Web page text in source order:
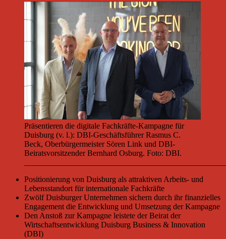
Präsentieren die digitale Fachkräfte-Kampagne für
Duisburg (v. l.): DBI-Geschäftsführer Rasmus C.
Beck, Oberbürgermeister Sören Link und DBI-
Beiratsvorsitzender Bernhard Osburg. Foto: DBI.
Positionierung von Duisburg als attraktiven Arbeits- und
Lebensstandort für internationale Fachkräfte
Zwölf Duisburger Unternehmen sichern durch ihr finanzielles
Engagement die Entwicklung und Umsetzung der Kampagne
Den Anstoß zur Kampagne leistete der Beirat der
Wirtschaftsentwicklung Duisburg Business & Innovation
(DBI)